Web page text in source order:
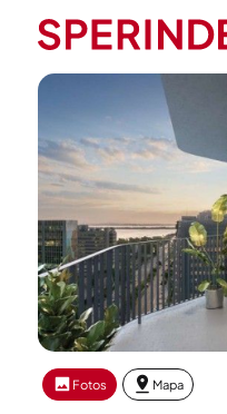
Fotos Mapa